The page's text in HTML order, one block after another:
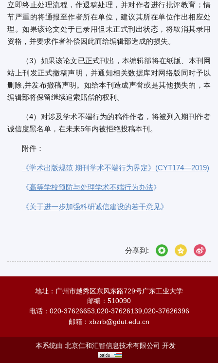
立即终止处理流程，作退稿处理，并对作者进行批评教育；情
节严重的将通报至作者所在单位，建议其所在单位作出相应处
理。如果该论文处于已录用但未正式刊出状态，将取消其录用
资格，并要求作者补偿因此而给编辑部造成的损失。
（3）如果该论文已正式刊出，本编辑部将在纸版、本刊网
站上刊发正式撤稿声明，并通知相关数据库对网络版同时予以
删除,并发布撤稿声明。如给本刊造成声誉或是其他损失的，本
编辑部将保留继续追索赔偿的权利。
（4）对涉及学术不端行为的稿件作者，将被列入期刊作者
诚信度黑名单，在未来5年内被拒绝投稿本刊。
附件：
《学术出版规范 期刊学术不端行为界定》(CYT174—2019)
《高等学校预防与处理学术不端行为办法》
《关于进一步加强科研诚信建设的若干意见》
分享到:
地址：广州市越秀区东风东路729号广东工业大学
邮编：510090
电话：020-37626653,020-37626139,020-37626396
邮箱： xbzrb@gdut.edu.cn
本系统由 北京仁和汇智信息技术有限公司 开发